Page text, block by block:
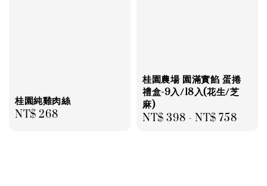
桂園純雞肉絲
Regular
NT$ 268
桂園農場 園滿實餡 蛋捲
禮盒-9入/18入(花生/芝
麻)
Regular
NT$ 398 -NT$ 758